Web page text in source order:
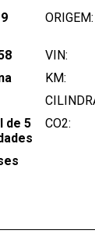
ORIGEM:
VIN:
KM:
de 5
CO2: